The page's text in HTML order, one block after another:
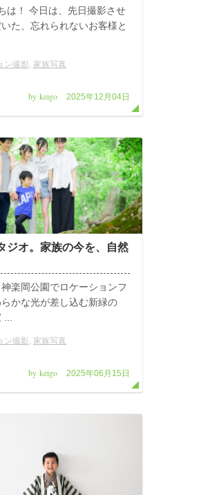
は！ 今日は、先日撮影させ
た、忘れられないお客様と
ン撮影, 家族写真
by keigo 2025年12月04日
ジオ。家族の今を、自然
楽岡公園でロケーションフ
らかな光が差し込む新緑の
ン撮影, 家族写真
by keigo 2025年06月15日